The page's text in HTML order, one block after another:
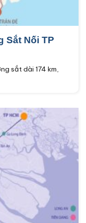
Sắt Nối TP
sắt dài 174 km,